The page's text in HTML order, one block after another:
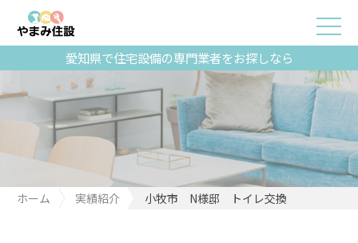
愛知県で住宅設備の専門業者をお探しなら
ホーム 実績紹介 小牧市 N様邸 トイレ交換